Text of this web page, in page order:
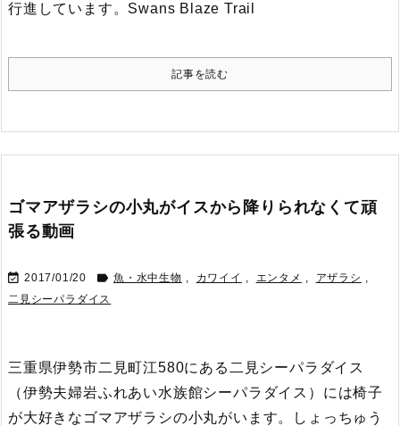
行進しています。 Swans Blaze Trail
記事を読む
ゴマアザラシの小丸がイスから降りられなくて頑
張る動画
 2017/01/20  魚・水中生物 , カワイイ , エンタメ , アザラシ ,
二見シーパラダイス
三重県伊勢市二見町江580にある二見シーパラダイス
（伊勢夫婦岩ふれあい水族館シーパラダイス）には椅子
が大好きなゴマアザラシの小丸がいます。しょっちゅう